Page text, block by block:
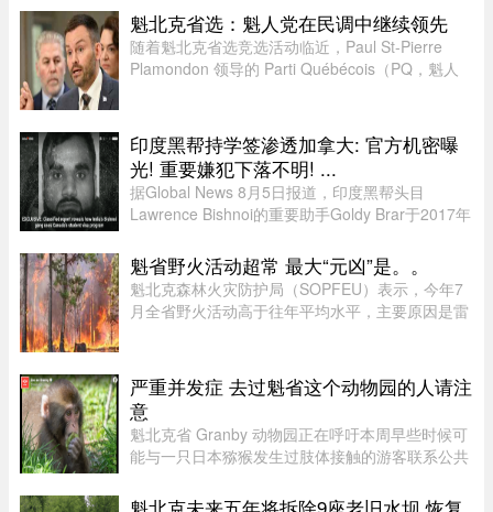
常起飞，现场还发生了安保人员做出歧视性“拉眼
角”手势的争议。截至目前， ...
魁北克省选：魁人党在民调中继续领先
随着魁北克省选竞选活动临近，Paul St-Pierre
Plamondon 领导的 Parti Québécois（PQ，魁人
印度黑帮持学签渗透加拿大: 官方机密曝
光! 重要嫌犯下落不明! ...
据Global News 8月5日报道，印度黑帮头目
Lawrence Bishnoi的重要助手Goldy Brar于2017年
Thompson Rivers University就读。但记录显示，
目前“无法确认”他是否真的上过课。实 ...
魁省野火活动超常 最大“元凶”是。。
魁北克森林火灾防护局（SOPFEU）表示，今年7
月全省野火活动高于往年平均水平，主要原因是雷
均为66起火灾，受影响面积约111 ...
严重并发症 去过魁省这个动物园的人请注
意
魁北克省 Granby 动物园正在呼吁本周早些时候可
能与一只日本猕猴发生过肢体接触的游客联系公共
伤。猕猴可能会携带 B 型疱疹病毒（Herpes B